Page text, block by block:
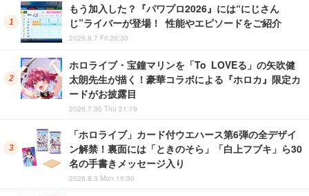
もう加入した？『パワプロ2026』には“にじさん
じ”ライバーが登場！ 性能やエピソードをご紹介
2026.8.7 Fri 20:30
ホロライブ・宝鐘マリンを「To LOVEる」の矢吹健
太朗先生が描く！豪華コラボによる『ホロカ』限定カ
ードがお披露目
2026.7.30 Thu 21:19
「ホロライブ」カード付ウエハース第6弾の全デザイ
ン解禁！裏面には「ときのそら」「白上フブキ」ら30
名の手書きメッセージ入り
2026.8.3 Mon 16:30